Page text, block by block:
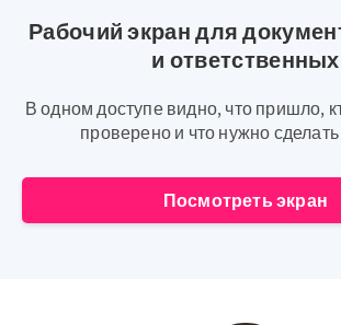
Рабочий экран для
и ответственных
В одном доступе видно, что пришло,
проверено и что нужно
Посмотреть экран